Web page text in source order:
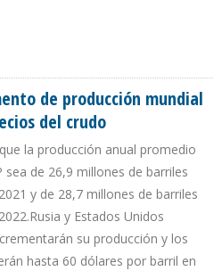
de producción mundial
del crudo
la producción anual promedio
sea de 26,9 millones de barriles
y de 28,7 millones de barriles
y Estados Unidos
su producción y los
hasta 60 dólares por barril en